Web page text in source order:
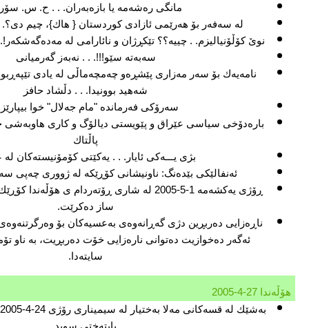
مانگی ره‌شه‌مه‌ یا بازه‌به‌ران. . . ح. س.
له‌ سه‌فه‌ر بۆ هه‌رێمی ئازادی كوردستان { هاك}، چیم
نوێ كۆڵۆنیالیزم. . چییه‌؟؟ تێكڕژان و نائارامی له‌
سه‌به‌ته‌ سێو!!!. . . نه‌به‌ز گه‌رمیانی
شه‌هید بوونیدا. . . دڵشاد حافز
سه‌رۆكی فه‌رمانده‌ "مام جه‌لال" خوا
باره‌دۆخی سیاسی عێراق و پێویستی دیالۆگ و كاری هاوبه‌شی
پاڵتاك
بژی یـــه‌كی ئایار. . . یه‌كێتی كۆمۆنیسته‌كان
ئه‌نفالێكی بێده‌نگ: ناونیشانی كۆڕێكه‌ له‌ ژووری چه‌پی
ڕۆژی یه‌كشه‌مه‌ 1-5-2005 له‌ شاری ڕۆته‌ردام ی
ساز ده‌كرێت.
ناڕه‌زایی ده‌ربڕین دژی گه‌ڕانه‌وه‌ی به‌عسیه‌كان بۆ
ئه‌گه‌ر ده‌خوازیت ده‌توانی ناره‌زایی خۆت ده‌ربڕیت، به‌ ناو
سایته‌دا.
هۆڵه‌ندا 27-4-2005